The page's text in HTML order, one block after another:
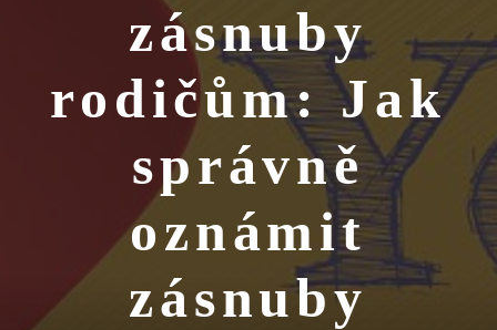
zásnuby
rodičům: Jak
správně
oznámit
zásnuby